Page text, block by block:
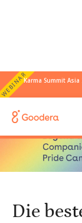
WEBINARKarma Summit
← Alle Blogs
Die